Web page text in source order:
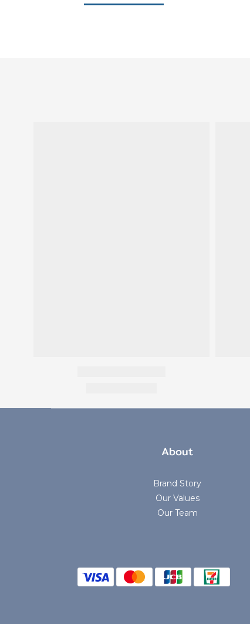
About
Brand Story
Our Values
Our Team